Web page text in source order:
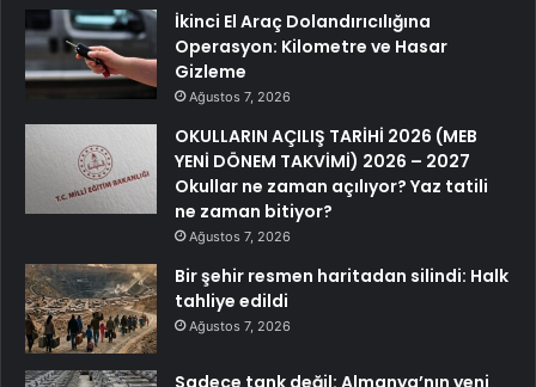
İkinci El Araç Dolandırıcılığına
Operasyon: Kilometre ve Hasar
Gizleme
Ağustos 7, 2026
OKULLARIN AÇILIŞ TARİHİ 2026 (MEB
YENİ DÖNEM TAKVİMİ) 2026 – 2027
Okullar ne zaman açılıyor? Yaz tatili
ne zaman bitiyor?
Ağustos 7, 2026
Bir şehir resmen haritadan silindi: Halk
tahliye edildi
Ağustos 7, 2026
Sadece tank değil: Almanya’nın yeni